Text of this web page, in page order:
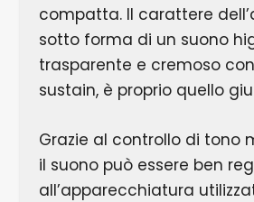
compatta. Il carattere
sotto forma di un suono
trasparente e cremoso
sustain, è proprio quello
Grazie al controllo di tono
il suono può essere ben
all’apparecchiatura